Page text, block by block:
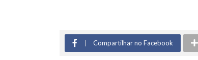
Compartilhar no Facebook